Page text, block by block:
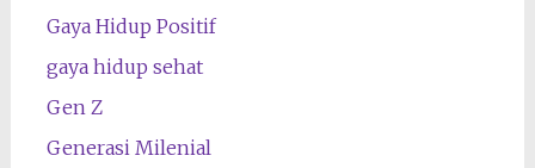
Gaya Hidup Positif
gaya hidup sehat
Gen Z
Generasi Milenial